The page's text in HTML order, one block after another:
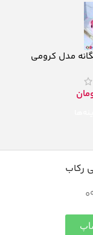
مدل کرومی
رکاب